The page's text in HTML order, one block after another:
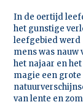
In de oertijd
het gunstige
leefgebied werd
mens was nauw
het najaar en
magie een
van lente en